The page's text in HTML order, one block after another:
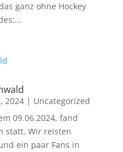
ganz ohne Hockey
2024| Uncategorized
09.06.2024, fand
statt. Wir reisten
ein paar Fans in